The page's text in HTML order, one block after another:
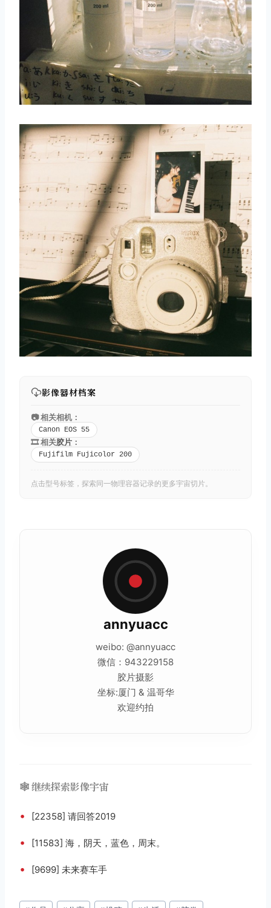
影像器材档案
📷 相关相机：
Canon EOS 55
🎞️ 相关胶片 ：
Fujifilm Fujicolor 200
点击型号标签，探索同一物理容器记录的更多宇宙切片。
annyuacc
weibo: @annyuacc
微信：943229158
胶片摄影
坐标:厦门 & 温哥华
欢迎约拍
🕸️ 继续探索影像宇宙
• [22358] 请回答2019
• [11583] 海，阴天，蓝色，周末。
• [9699] 未来赛车手
文
取消 搜索